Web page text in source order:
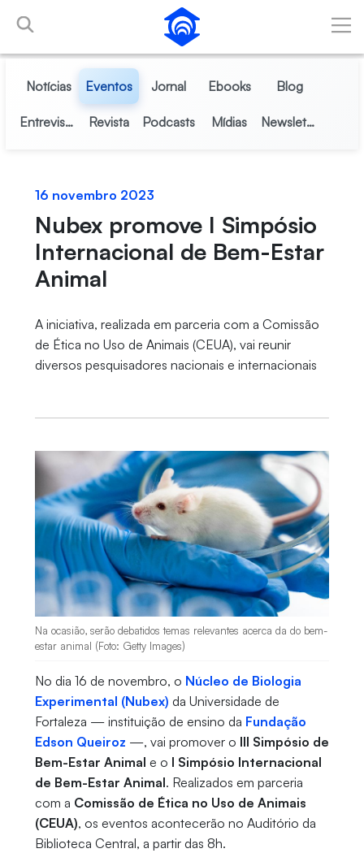
Pular para o Conteúdo principal
Notícias Eventos Jornal Ebooks Blog
Entrevistas Revista Podcasts Mídias Newsletter
16 novembro 2023
Nubex promove I Simpósio
Internacional de Bem-Estar
Animal
A iniciativa, realizada em parceria com a Comissão
de Ética no Uso de Animais (CEUA), vai reunir
diversos pesquisadores nacionais e internacionais
Na ocasião, serão debatidos temas relevantes acerca da do bem-
estar animal (Foto: Getty Images)
No dia 16 de novembro, o Núcleo de Biologia
Experimental (Nubex) da Universidade de
Fortaleza — instituição de ensino da Fundação
Edson Queiroz —, vai promover o III Simpósio de
Bem-Estar Animal e o I Simpósio Internacional
de Bem-Estar Animal. Realizados em parceria
com a Comissão de Ética no Uso de Animais
(CEUA), os eventos acontecerão no Auditório da
Biblioteca Central, a partir das 8h.